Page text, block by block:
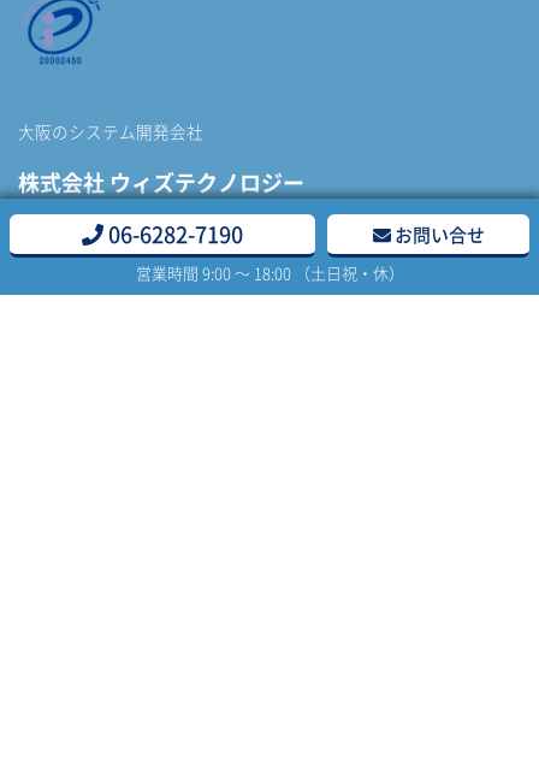
大阪のシステム開発会社
株式会社 ウィズテクノロジー
06-6282-7190 お問い合せ
営業時間 9:00 〜 18:00 （土日祝・休）